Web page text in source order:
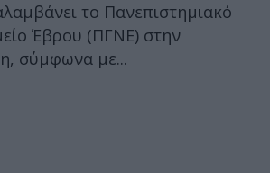
το Πανεπιστημιακό
Έβρου (ΠΓΝΕ) στην
σύμφωνα με...